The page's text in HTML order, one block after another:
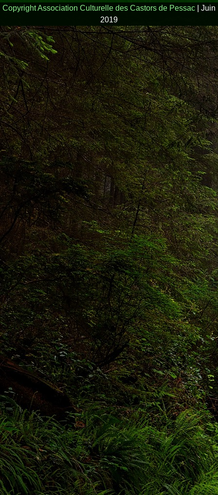
Copyright Association Culturelle des Castors de Pessac
Juin
2019